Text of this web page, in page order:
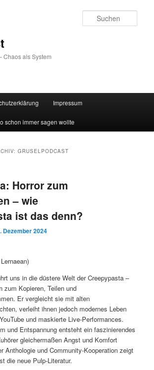
Chaos als System
Impressum
schon immer sagen wollte
GRUSELPODCAST
Horror zum
– wie
ist das denn?
Dezember 2024
uns in die düstere Welt der Creepypasta –
zum Kopieren, Teilen und
Er vergleicht sie mit alten
verleiht ihnen jedoch modernes Leben
und maskierte Live-Performances.
und Entspannung entsteht ein faszinierendes
gleichermaßen Angst und Komfort
Anthologie und Community-Kooperation zeigt
die neue Pulp-Literatur.